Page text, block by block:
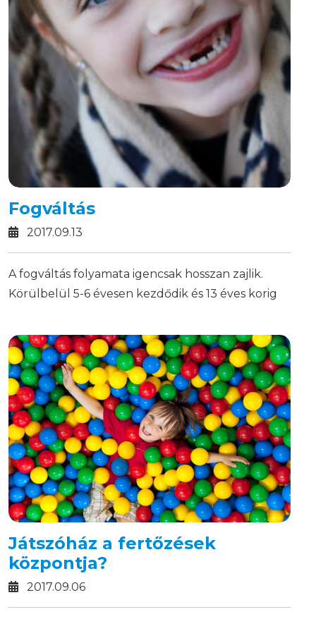
Fogváltás
2017.09.13
A fogváltás folyamata igencsak hosszan zajlik.
Körülbelül 5-6 évesen kezdődik és 13 éves korig
Játszóház a fertőzések
központja?
2017.09.06